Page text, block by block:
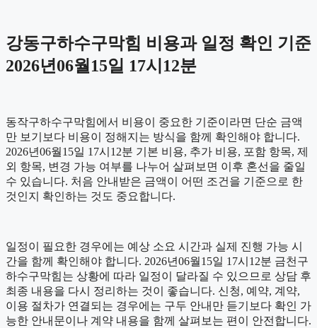
강동구하수구막힘 비용과 일정 확인 기준
2026년06월15일 17시12분
동작구하수구막힘에서 비용이 중요한 기준이라면 단순 금액
만 보기보다 비용이 정해지는 방식을 함께 확인해야 합니다.
2026년06월15일 17시12분 기본 비용, 추가 비용, 포함 항목, 제
외 항목, 변경 가능 여부를 나누어 살펴보면 이후 혼선을 줄일
수 있습니다. 처음 안내받은 금액이 어떤 조건을 기준으로 한
것인지 확인하는 것도 중요합니다.
일정이 필요한 경우에는 예상 소요 시간과 실제 진행 가능 시
간을 함께 확인해야 합니다. 2026년06월15일 17시12분 금천구
하수구막힘는 상황에 따라 일정이 달라질 수 있으므로 상담 후
최종 내용을 다시 정리하는 것이 좋습니다. 신청, 예약, 계약,
이용 절차가 연결되는 경우에는 구두 안내만 듣기보다 확인 가
능한 안내문이나 계약 내용을 함께 살펴보는 편이 안전합니다.